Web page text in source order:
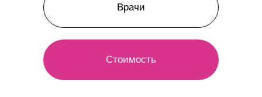
Врачи
Стоимость